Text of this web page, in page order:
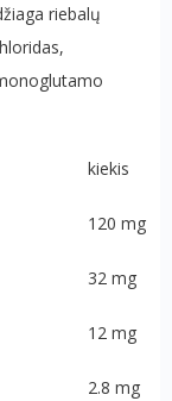
riebalų
kiekis
120 mg
32 mg
12 mg
2.8 mg